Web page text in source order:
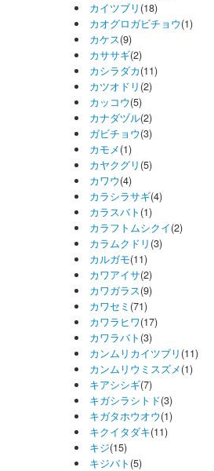
カイツブリ (18)
カオグロガビチョウ(1)
カケス(9)
カササギ(2)
カシラダカ(11)
カツオドリ (2)
カッコウ(5)
カナダヅル(2)
ガビチョウ(3)
カモメ(1)
カヤクグリ (5)
カワウ(4)
カラシラサギ(4)
カラスバト (1)
カラフトムシクイ(2)
カラムクドリ (3)
カルガモ(11)
カワアイサ(2)
カワガラス(9)
カワセミ (71)
カワラヒワ(17)
カワラバト (3)
カンムリカイツブリ (11)
カンムリウミスズメ(1)
キアシシギ(7)
キガシラシトド(3)
キガタホウオウ(1)
キクイタダキ(11)
キジ(15)
キジバト (5)